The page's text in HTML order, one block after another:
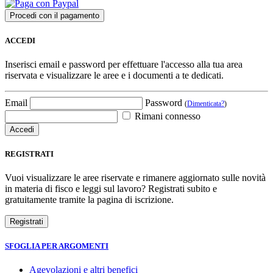
ACCEDI
Inserisci email e password per effettuare l'accesso alla tua area
riservata e visualizzare le aree e i documenti a te dedicati.
Email Password (Dimenticata?)
Rimani connesso
REGISTRATI
Vuoi visualizzare le aree riservate e rimanere aggiornato sulle novità
in materia di fisco e leggi sul lavoro? Registrati subito e
gratuitamente tramite la pagina di iscrizione.
SFOGLIA PER ARGOMENTI
Agevolazioni e altri benefici